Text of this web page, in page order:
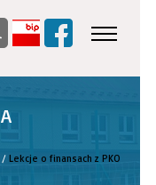
Lekcje o finansach z PKO